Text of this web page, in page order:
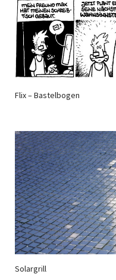
Flix – Bastelbogen
Solargrill